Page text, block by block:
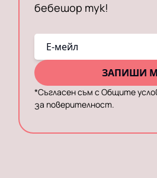
бебешор тук!
E-мейл
ЗАПИШИ
*Съгласен съм с Общите
за поверителност.